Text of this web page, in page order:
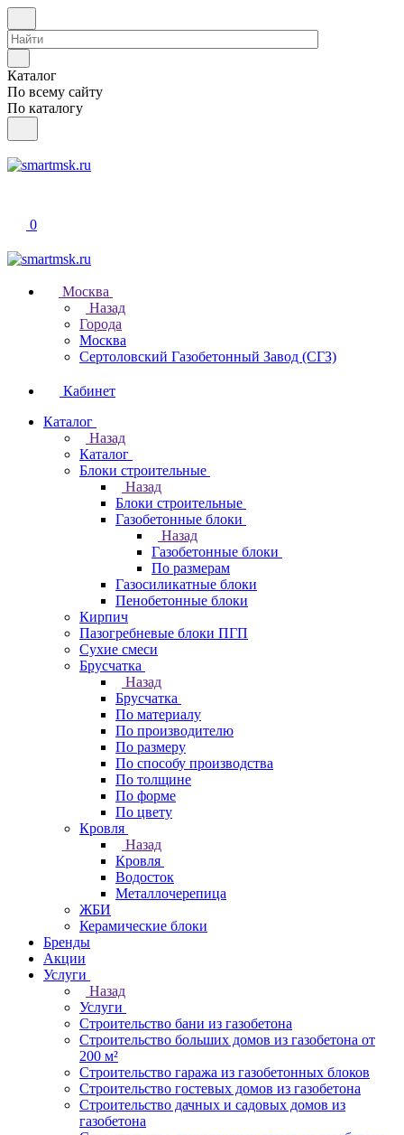
Каталог
По всему сайту
По каталогу
0
Москва
Назад
Города
Москва
Сертоловский Газобетонный Завод (СГЗ)
Кабинет
Каталог
Назад
Каталог
Блоки строительные
Назад
Блоки строительные
Газобетонные блоки
Назад
Газобетонные блоки
По размерам
Газосиликатные блоки
Пенобетонные блоки
Кирпич
Пазогребневые блоки ПГП
Сухие смеси
Брусчатка
Назад
Брусчатка
По материалу
По производителю
По размеру
По способу производства
По толщине
По форме
По цвету
Кровля
Назад
Кровля
Водосток
Металлочерепица
ЖБИ
Керамические блоки
Бренды
Акции
Услуги
Назад
Услуги
Строительство бани из газобетона
Строительство больших домов из газобетона от
200 м²
Строительство гаража из газобетонных блоков
Строительство гостевых домов из газобетона
Строительство дачных и садовых домов из
газобетона